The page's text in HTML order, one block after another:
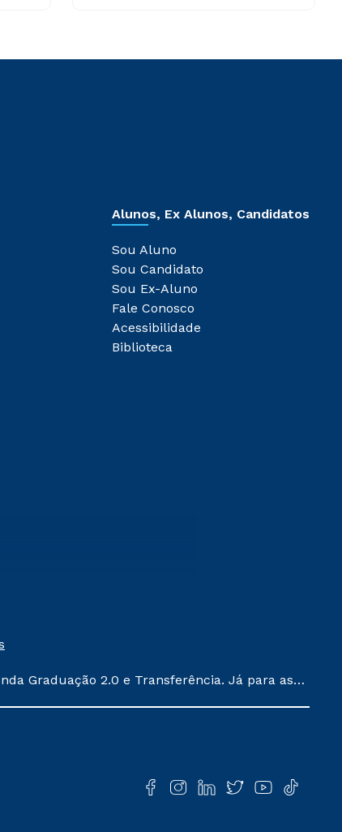
Alunos, Ex Alunos, Candidatos
Sou Aluno
Sou Candidato
Sou Ex-Aluno
Fale Conosco
Acessibilidade
Biblioteca
Graduação 2.0 e Transferência. Já para as
exposto no contrato de prestação de